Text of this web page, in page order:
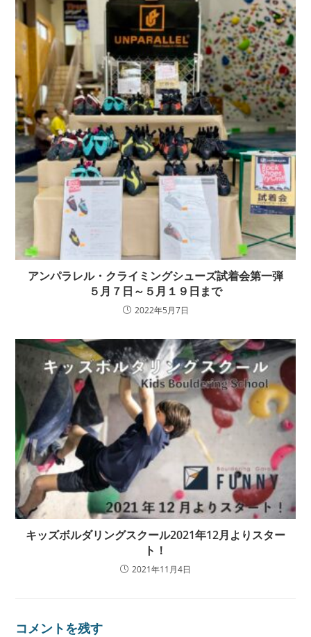
アンパラレル・クライミングシューズ試着会第一弾
５月７日～５月１９日まで
2022年5月7日
キッズボルダリングスクール2021年12月よりスター
ト！
2021年11月4日
コメントを残す